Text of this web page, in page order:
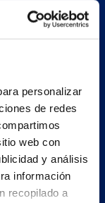
personalizar
de redes
web con
y análisis
información
recopilado a